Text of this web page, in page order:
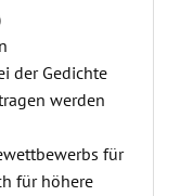
der Gedichte
werden
für
für höhere